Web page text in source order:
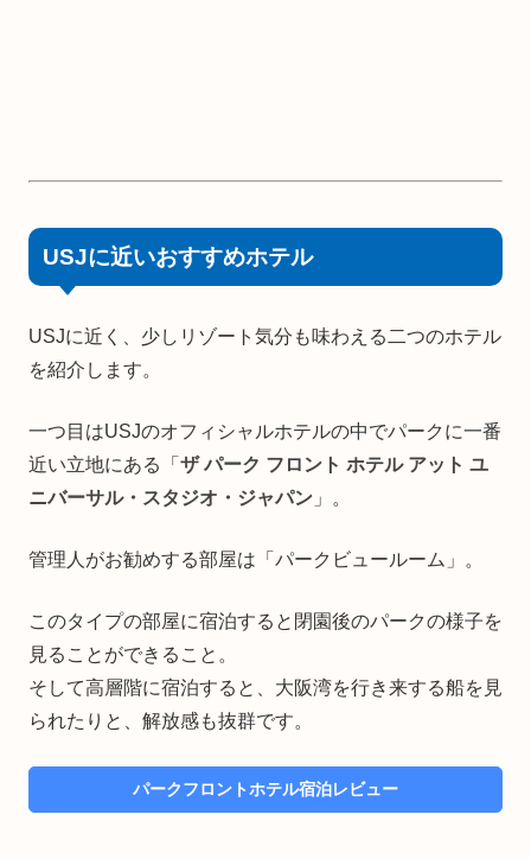
USJに近いおすすめホテル
USJに近く、少しリゾート気分も味わえる二つのホテル
を紹介します。
一つ目はUSJのオフィシャルホテルの中でパークに一番
近い立地にある「 ザ パーク フロント ホテル アット ユ
ニバーサル・スタジオ・ジャパン 」。
管理人がお勧めする部屋は「パークビュールーム」。
このタイプの部屋に宿泊すると閉園後のパークの様子を
見ることができること。
そして高層階に宿泊すると、大阪湾を行き来する船を見
られたりと、解放感も抜群です。
パークフロントホテル宿泊レビュー